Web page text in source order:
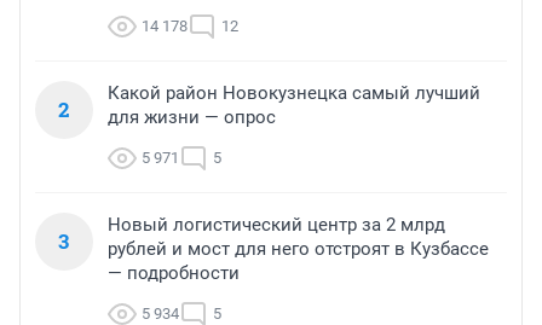
14 178 12
2
Какой район Новокузнецка самый лучший
для жизни — опрос
5 971 5
3
Новый логистический центр за 2 млрд
рублей и мост для него отстроят в Кузбассе
— подробности
5 934 5